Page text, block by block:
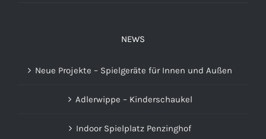
NEWS
Neue Projekte – Spielgeräte für Innen und Außen
Adlerwippe – Kinderschaukel
Indoor Spielplatz Penzinghof